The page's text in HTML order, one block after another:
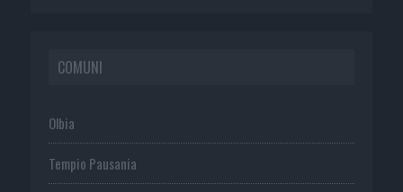
COMUNI
Olbia
Tempio Pausania